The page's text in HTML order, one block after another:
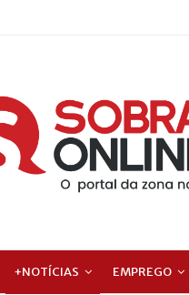
+NOTÍCIAS EMPREGO